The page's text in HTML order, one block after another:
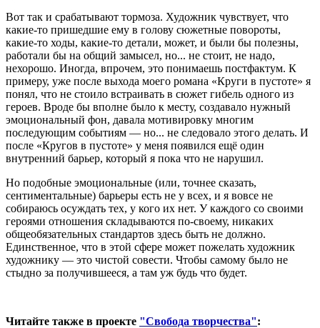
Вот так и срабатывают тормоза. Художник чувствует, что
какие-то пришедшие ему в голову сюжетные повороты,
какие-то ходы, какие-то детали, может, и были бы полезны,
работали бы на общий замысел, но... не стоит, не надо,
нехорошо. Иногда, впрочем, это понимаешь постфактум. К
примеру, уже после выхода моего романа «Круги в пустоте» я
понял, что не стоило встраивать в сюжет гибель одного из
героев. Вроде бы вполне было к месту, создавало нужный
эмоциональный фон, давала мотивировку многим
последующим событиям — но... не следовало этого делать. И
после «Кругов в пустоте» у меня появился ещё один
внутренний барьер, который я пока что не нарушил.
Но подобные эмоциональные (или, точнее сказать,
сентиментальные) барьеры есть не у всех, и я вовсе не
собираюсь осуждать тех, у кого их нет. У каждого со своими
героями отношения складываются по-своему, никаких
общеобязательных стандартов здесь быть не должно.
Единственное, что в этой сфере может пожелать художник
художнику — это чистой совести. Чтобы самому было не
стыдно за получившееся, а там уж будь что будет.
Читайте также в проекте "Свобода творчества":